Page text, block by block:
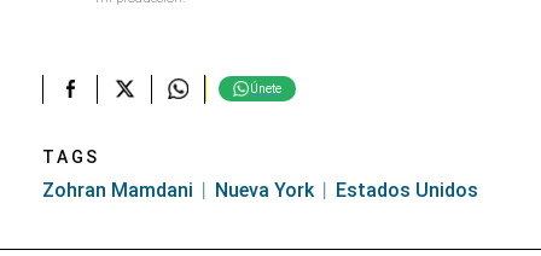
Únete
TAGS
Zohran Mamdani Nueva York Estados Unidos